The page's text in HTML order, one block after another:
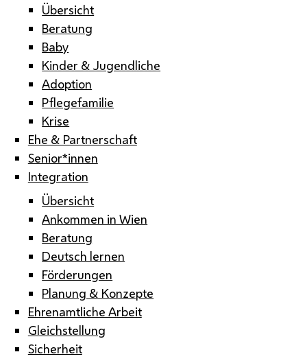
Übersicht
Beratung
Baby
Kinder & Jugendliche
Adoption
Pflegefamilie
Krise
Ehe & Partnerschaft
Senior*innen
Integration
Übersicht
Ankommen in Wien
Beratung
Deutsch lernen
Förderungen
Planung & Konzepte
Ehrenamtliche Arbeit
Gleichstellung
Sicherheit